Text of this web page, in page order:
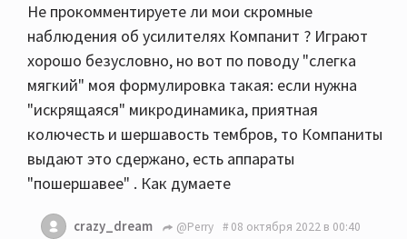
Не прокомментируете ли мои скромные
наблюдения об усилителях Компанит ? Играют
хорошо безусловно, но вот по поводу "слегка
мягкий" моя формулировка такая: если нужна
"искрящаяся" микродинамика, приятная
колючесть и шершавость тембров, то Компаниты
выдают это сдержано, есть аппараты
"пошершавее" . Как думаете
crazy_dream @Perry 08 октября 2022 в 00:40